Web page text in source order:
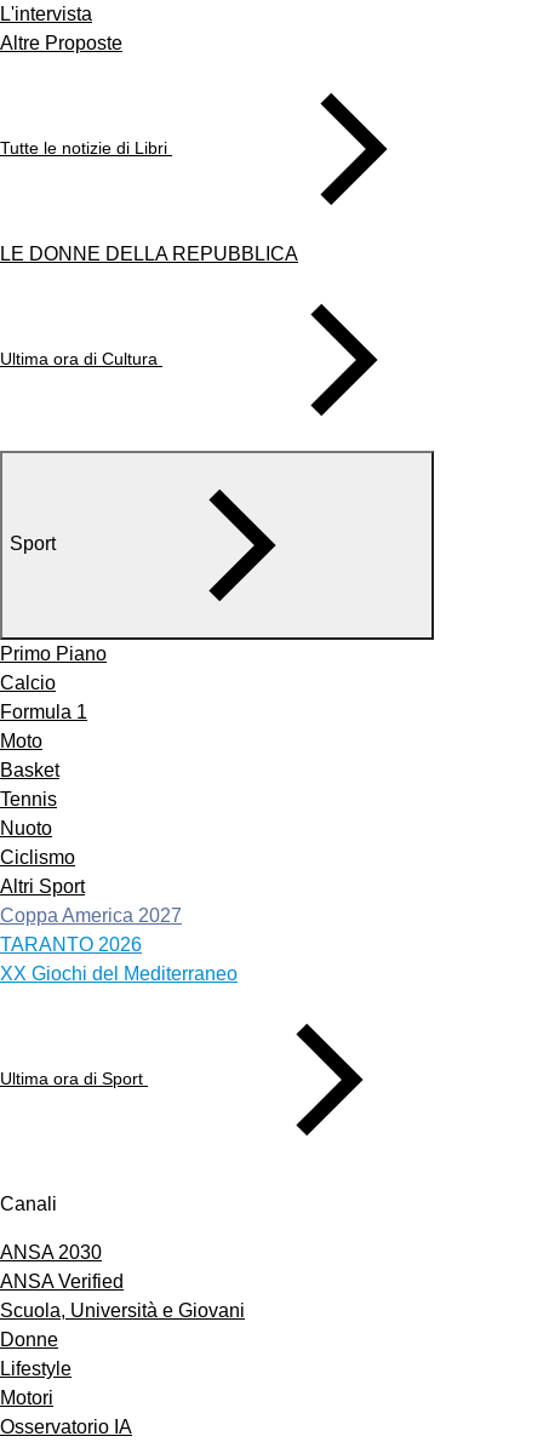
L'intervista
Altre Proposte
Tutte le notizie di Libri
LE DONNE DELLA REPUBBLICA
Ultima ora di Cultura
Sport
Primo Piano
Calcio
Formula 1
Moto
Basket
Tennis
Nuoto
Ciclismo
Altri Sport
Coppa America 2027
TARANTO 2026
XX Giochi del Mediterraneo
Ultima ora di Sport
Canali
ANSA 2030
ANSA Verified
Scuola, Università e Giovani
Donne
Lifestyle
Motori
Osservatorio IA